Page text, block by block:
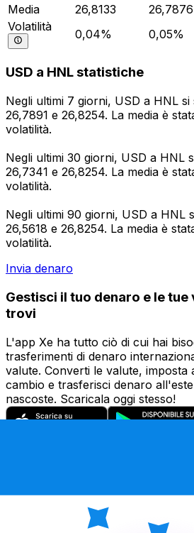
Media
26,8133 26,7876
Volatilità
0,04% 0,05%
USD a HNL statistiche
Negli ultimi 7 giorni, USD a HNL
26,7891 e 26,8254. La media è
volatilità.
Negli ultimi 30 giorni, USD a HNL
26,7341 e 26,8254. La media è
volatilità.
Negli ultimi 90 giorni, USD a HNL
26,5618 e 26,8254. La media è
volatilità.
Invia denaro
Gestisci il tuo denaro e le
trovi
L'app Xe ha tutto ciò di cui hai
trasferimenti di denaro
valute. Converti le valute, imposta
cambio e trasferisci denaro
nascoste. Scaricala oggi stesso!